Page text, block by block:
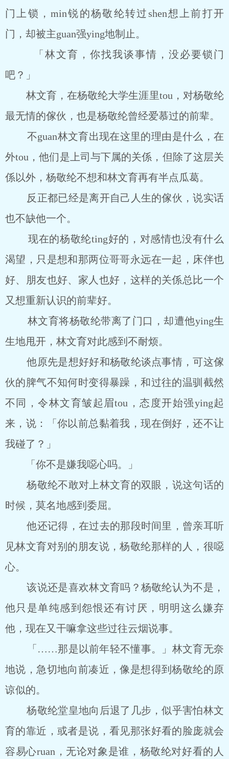
门上锁，min锐的杨敬纶转过shen想上前打开
门，却被主guan强ying地制止。
「林文育，你找我谈事情，没必要锁门
吧？」
林文育，在杨敬纶大学生涯里tou，对杨敬纶
最无情的傢伙，也是杨敬纶曾经爱慕过的前辈。
不guan林文育出现在这里的理由是什么，在
外tou，他们是上司与下属的关係，但除了这层关
係以外，杨敬纶不想和林文育再有半点瓜葛。
反正都已经是离开自己人生的傢伙，说实话
也不缺他一个。
现在的杨敬纶ting好的，对感情也没有什么
渴望，只是想和那两位哥哥永远在一起，床伴也
好、朋友也好、家人也好，这样的关係总比一个
又想重新认识的前辈好。
林文育将杨敬纶带离了门口，却遭他ying生
生地甩开，林文育对此感到不耐烦。
他原先是想好好和杨敬纶谈点事情，可这傢
伙的脾气不知何时变得暴躁，和过往的温驯截然
不同，令林文育皱起眉tou，态度开始强ying起
来，说：「你以前总黏着我，现在倒好，还不让
我碰了？」
「你不是嫌我噁心吗。」
杨敬纶不敢对上林文育的双眼，说这句话的
时候，莫名地感到委屈。
他还记得，在过去的那段时间里，曾亲耳听
见林文育对别的朋友说，杨敬纶那样的人，很噁
心。
该说还是喜欢林文育吗？杨敬纶认为不是，
他只是单纯感到怨恨还有讨厌，明明这么嫌弃
他，现在又干嘛拿这些过往云烟说事。
「……那是以前年轻不懂事。」林文育无奈
地说，急切地向前凑近，像是想得到杨敬纶的原
谅似的。
杨敬纶堂皇地向后退了几步，似乎害怕林文
育的靠近，或者是说，看见那张好看的脸庞就会
容易心ruan，无论对象是谁，杨敬纶对好看的人